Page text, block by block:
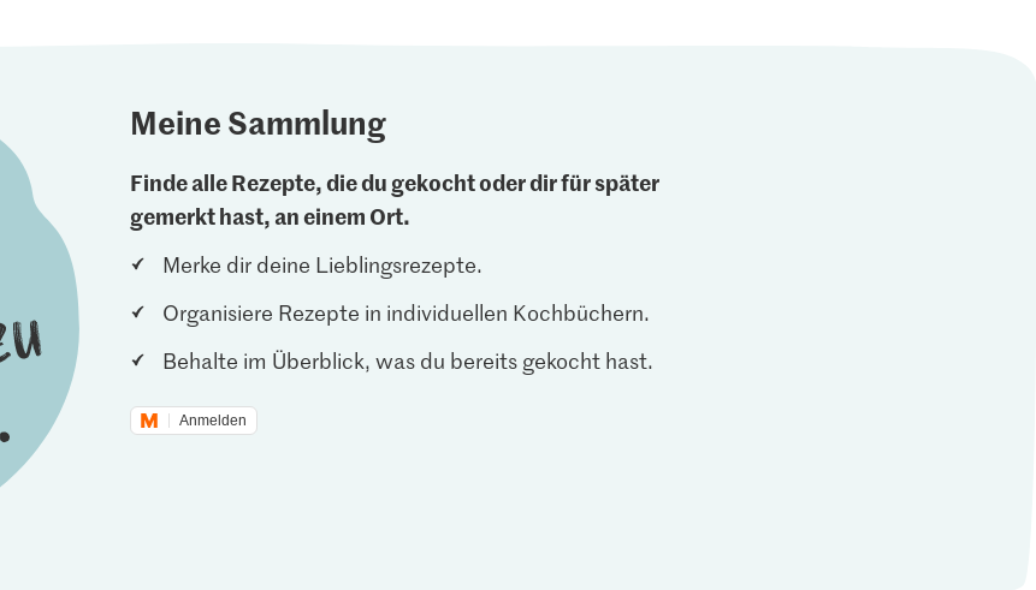
Meine Sammlung
Finde alle Rezepte, die du gekocht oder dir für später
gemerkt hast, an einem Ort.
Merke dir deine Lieblingsrezepte.
Organisiere Rezepte in individuellen Kochbüchern.
Behalte im Überblick, was du bereits gekocht hast.
Anmelden